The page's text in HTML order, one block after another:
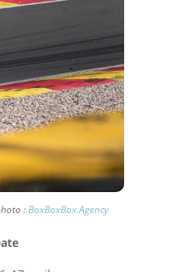
:BoxBoxBox.Agency